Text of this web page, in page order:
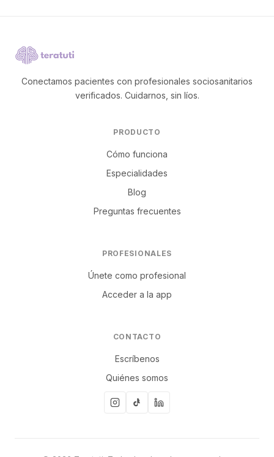
Conectamos pacientes con profesionales sociosanitarios
verificados. Cuidarnos, sin líos.
PRODUCTO
Cómo funciona
Especialidades
Blog
Preguntas frecuentes
PROFESIONALES
Únete como profesional
Acceder a la app
CONTACTO
Escríbenos
Quiénes somos